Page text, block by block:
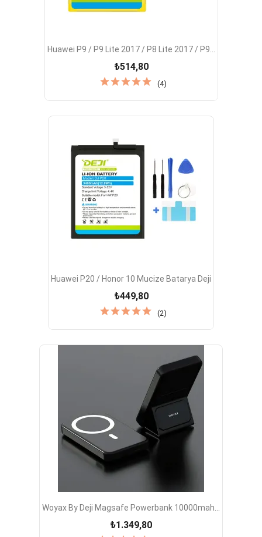
Huawei P9 / P9 Lite 2017 / P8 Lite 2017 / P9...
₺514,80
(4)
Huawei P20 / Honor 10 Mucize Batarya Deji
₺449,80
(2)
Woyax By Deji Magsafe Powerbank 10000mah...
₺1.349,80